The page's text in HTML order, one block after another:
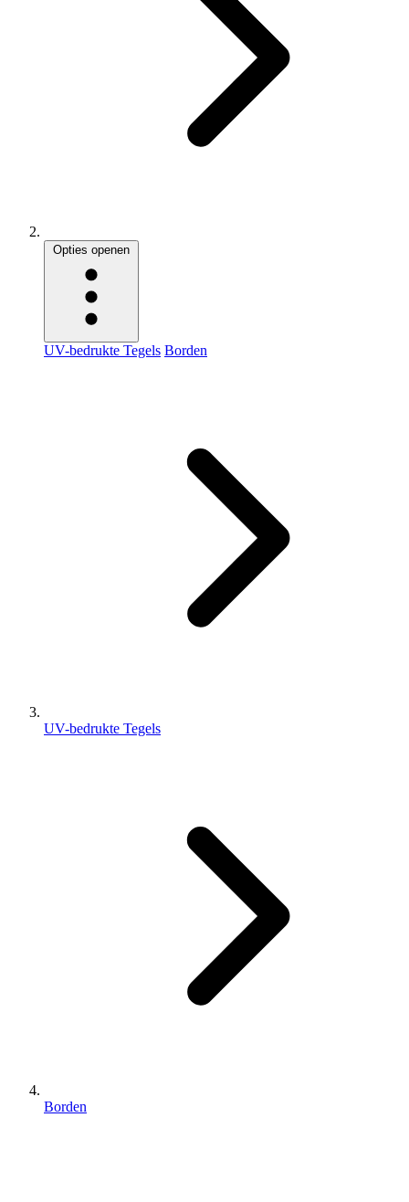
Opties openen
UV-bedrukte Tegels Borden
UV-bedrukte Tegels
Borden